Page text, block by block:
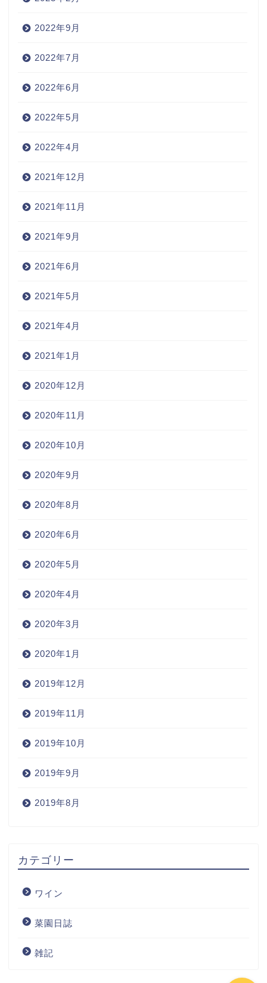
2022年9月
2022年7月
2022年6月
2022年5月
2022年4月
2021年12月
2021年11月
2021年9月
2021年6月
2021年5月
2021年4月
2021年1月
2020年12月
2020年11月
2020年10月
2020年9月
2020年8月
2020年6月
2020年5月
2020年4月
2020年3月
2020年1月
2019年12月
2019年11月
2019年10月
2019年9月
2019年8月
カテゴリー
ワイン
菜園日誌
雑記
Wine